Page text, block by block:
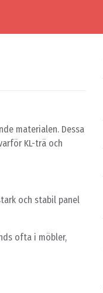
materialen. Dessa
KL-trä och
och stabil panel
ofta i möbler,